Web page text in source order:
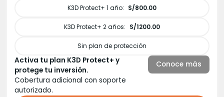
K3D Protect+ 1 año: S/800.00
K3D Protect+ 2 años: S/1200.00
Sin plan de protección
Activa tu plan K3D Protect+ y
protege tu inversión.
Cobertura adicional con soporte
autorizado.
Conoce más